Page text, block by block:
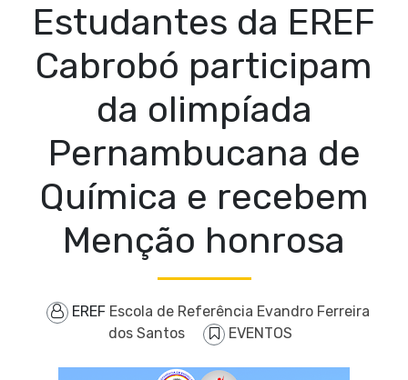
Estudantes da EREF
Cabrobó participam
da olimpíada
Pernambucana de
Química e recebem
Menção honrosa
EREF Escola de Referência Evandro Ferreira
dos Santos
EVENTOS